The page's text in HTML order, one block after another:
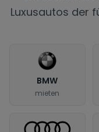
Luxusautos der
BMW
mieten